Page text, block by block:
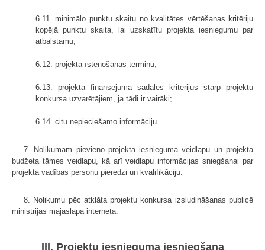
6.11. minimālo punktu skaitu no kvalitātes vērtēšanas kritēriju
kopējā punktu skaita, lai uzskatītu projekta iesniegumu par
atbalstāmu;
6.12. projekta īstenošanas termiņu;
6.13. projekta finansējuma sadales kritērijus starp projektu
konkursa uzvarētājiem, ja tādi ir vairāki;
6.14. citu nepieciešamo informāciju.
7. Nolikumam pievieno projekta iesnieguma veidlapu un projekta
budžeta tāmes veidlapu, kā arī veidlapu informācijas sniegšanai par
projekta vadības personu pieredzi un kvalifikāciju.
8. Nolikumu pēc atklāta projektu konkursa izsludināšanas publicē
ministrijas mājaslapā internetā.
III. Projektu iesnieguma iesniegšana